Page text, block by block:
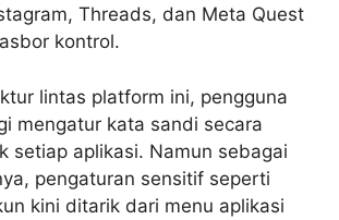
Threads, dan Meta Quest
kontrol.
lintas platform ini, pengguna
mengatur kata sandi secara
setiap aplikasi. Namun sebagai
pengaturan sensitif seperti
kini ditarik dari menu aplikasi